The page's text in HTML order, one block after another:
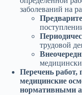
заболеваний на
трудовой
Перечень
медицинские
нормативными